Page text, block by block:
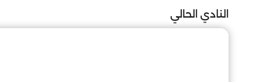
النادي الحالي